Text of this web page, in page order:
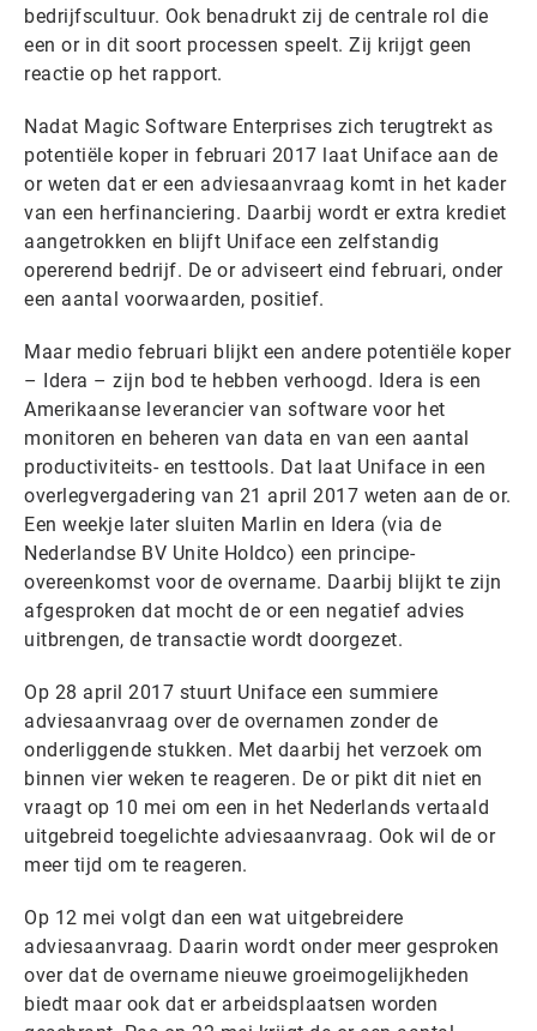
bedrijfscultuur. Ook benadrukt zij de centrale rol die
een or in dit soort processen speelt. Zij krijgt geen
reactie op het rapport.
Nadat Magic Software Enterprises zich terugtrekt as
potentiële koper in februari 2017 laat Uniface aan de
or weten dat er een adviesaanvraag komt in het kader
van een herfinanciering. Daarbij wordt er extra krediet
aangetrokken en blijft Uniface een zelfstandig
opererend bedrijf. De or adviseert eind februari, onder
een aantal voorwaarden, positief.
Maar medio februari blijkt een andere potentiële koper
– Idera – zijn bod te hebben verhoogd. Idera is een
Amerikaanse leverancier van software voor het
monitoren en beheren van data en van een aantal
productiviteits- en testtools. Dat laat Uniface in een
overlegvergadering van 21 april 2017 weten aan de or.
Een weekje later sluiten Marlin en Idera (via de
Nederlandse BV Unite Holdco) een principe-
overeenkomst voor de overname. Daarbij blijkt te zijn
afgesproken dat mocht de or een negatief advies
uitbrengen, de transactie wordt doorgezet.
Op 28 april 2017 stuurt Uniface een summiere
adviesaanvraag over de overnamen zonder de
onderliggende stukken. Met daarbij het verzoek om
binnen vier weken te reageren. De or pikt dit niet en
vraagt op 10 mei om een in het Nederlands vertaald
uitgebreid toegelichte adviesaanvraag. Ook wil de or
meer tijd om te reageren.
Op 12 mei volgt dan een wat uitgebreidere
adviesaanvraag. Daarin wordt onder meer gesproken
over dat de overname nieuwe groeimogelijkheden
biedt maar ook dat er arbeidsplaatsen worden